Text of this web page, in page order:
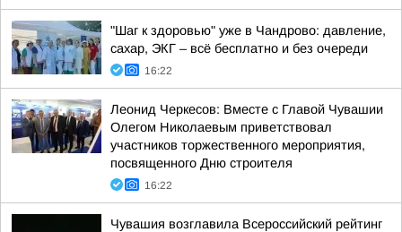
"Шаг к здоровью" уже в Чандрово: давление,
сахар, ЭКГ – всё бесплатно и без очереди
16:22
Леонид Черкесов: Вместе с Главой Чувашии
Олегом Николаевым приветствовал
участников торжественного мероприятия,
посвященного Дню строителя
16:22
Чувашия возглавила Всероссийский рейтинг